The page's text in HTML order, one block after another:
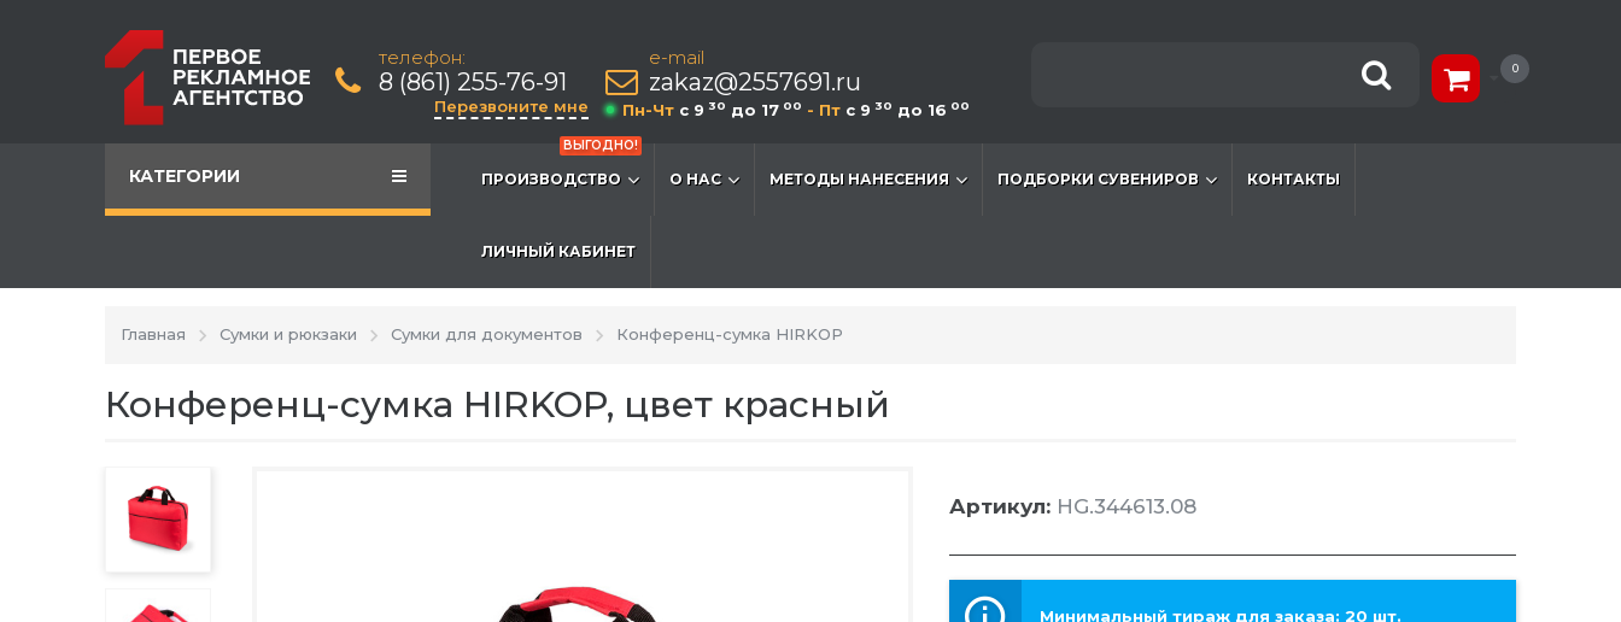
телефон:
8 (861) 255-76-91
Перезвоните мне
e-mail
zakaz@2557691.ru
Пн-Чт c 9 30 до 17 00 - Пт c 9 30 до 16 00
0
КАТЕГОРИИ
ВЫГОДНО!
ПРОИЗВОДСТВО О НАС МЕТОДЫ НАНЕСЕНИЯ ПОДБОРКИ СУВЕНИРОВ КОНТАКТЫ
ЛИЧНЫЙ КАБИНЕТ
Главная Сумки и рюкзаки Сумки для документов Конференц-сумка HIRKOP
Конференц-сумка HIRKOP, цвет красный
Артикул: HG.344613.08
Минимальный тираж для заказа: 20 шт.